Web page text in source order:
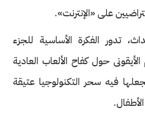
على «الإنترنت».
تدور الفكرة الأساسية للجزء
حول كفاح الألعاب العادية
فيه سحر التكنولوجيا عتيقة